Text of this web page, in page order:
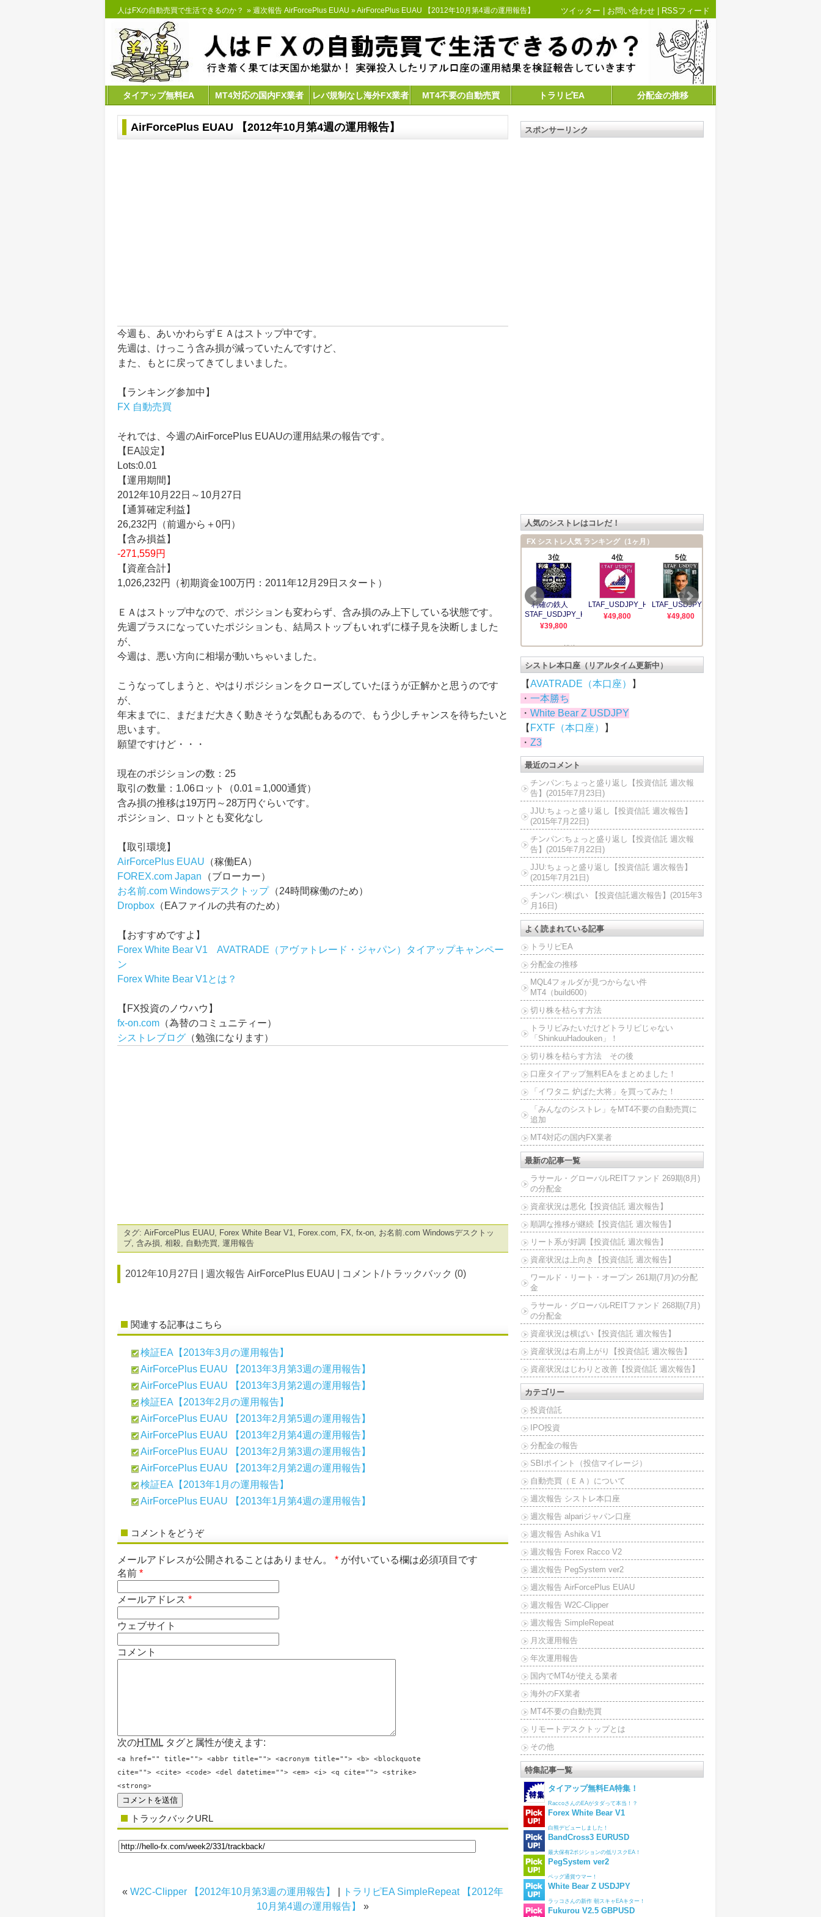
人はFXの自動売買で生活できるのか？ » 週次報告 AirForcePlus EUAU » AirForcePlus EUAU 【2012年10月第4週の運用報告】 ツイッター お問い合わせ RSSフィード
タイアップ無料EA MT4対応の国内FX業者 レバ規制なし海外FX業者 MT4不要の自動売買 トラリピEA 分配金の推移
AirForcePlus EUAU 【2012年10月第4週の運用報告】
今週も、あいかわらずＥＡはストップ中です。
先週は、けっこう含み損が減っていたんですけど、
また、もとに戻ってきてしまいました。
【ランキング参加中】
FX 自動売買
それでは、今週のAirForcePlus EUAUの運用結果の報告です。
【EA設定】
Lots:0.01
【運用期間】
2012年10月22日～10月27日
【通算確定利益】
26,232円（前週から＋0円）
【含み損益】
-271,559円
【資産合計】
1,026,232円（初期資金100万円：2011年12月29日スタート）
ＥＡはストップ中なので、ポジションも変わらず、含み損のみ上下している状態です。
先週プラスになっていたポジションも、結局ストップもいれずに様子見を決断しました
が、
今週は、悪い方向に相場が動いちゃいました。
こうなってしまうと、やはりポジションをクローズしていたほうが正解かと思うのです
が、
年末までに、まだまだ大きく動きそうな気配もあるので、もう少しチャンスを待ちたいと
思います。
願望ですけど・・・
現在のポジションの数：25
取引の数量：1.06ロット（0.01＝1,000通貨）
含み損の推移は19万円～28万円ぐらいです。
ポジション、ロットとも変化なし
【取引環境】
AirForcePlus EUAU （稼働EA）
FOREX.com Japan
（ブローカー）
お名前.com Windowsデスクトップ （24時間稼働のため）
Dropbox （EAファイルの共有のため）
【おすすめですよ】
Forex White Bear V1 AVATRADE（アヴァトレード・ジャパン）タイアップキャンペー
ン
Forex White Bear V1とは？
【FX投資のノウハウ】
fx-on.com （為替のコミュニティー）
シストレブログ （勉強になります）
タグ: AirForcePlus EUAU, Forex White Bear V1, Forex.com, FX, fx-on, お名前.com Windowsデスクトッ
プ, 含み損, 相殺, 自動売買, 運用報告
2012年10月27日 | 週次報告 AirForcePlus EUAU コメント/トラックバック (0)
関連する記事はこちら
検証EA【2013年3月の運用報告】
AirForcePlus EUAU 【2013年3月第3週の運用報告】
AirForcePlus EUAU 【2013年3月第2週の運用報告】
検証EA【2013年2月の運用報告】
AirForcePlus EUAU 【2013年2月第5週の運用報告】
AirForcePlus EUAU 【2013年2月第4週の運用報告】
AirForcePlus EUAU 【2013年2月第3週の運用報告】
AirForcePlus EUAU 【2013年2月第2週の運用報告】
検証EA【2013年1月の運用報告】
AirForcePlus EUAU 【2013年1月第4週の運用報告】
コメントをどうぞ
メールアドレスが公開されることはありません。 * が付いている欄は必須項目です
名前 *
メールアドレス *
ウェブサイト
コメント
次のHTML タグと属性が使えます:
<a href="" title=""> <abbr title=""> <acronym title=""> <b> <blockquote
cite=""> <cite> <code> <del datetime=""> <em> <i> <q cite=""> <strike>
<strong>
トラックバックURL
« W2C-Clipper 【2012年10月第3週の運用報告】
トラリピEA SimpleRepeat 【2012年
10月第4週の運用報告】
»
スポンサーリンク
人気のシストレはコレだ！
シストレ本口座（リアルタイム更新中）
【AVATRADE（本口座）
】
・ 一本勝ち
・ White Bear Z USDJPY
【 FXTF（本口座）
】
・ Z3
最近のコメント
チンパン:ちょっと盛り返し【投資信託 週次報
告】(2015年7月23日)
JJU:ちょっと盛り返し【投資信託 週次報告】
(2015年7月22日)
チンパン:ちょっと盛り返し【投資信託 週次報
告】(2015年7月22日)
JJU:ちょっと盛り返し【投資信託 週次報告】
(2015年7月21日)
チンパン:横ばい 【投資信託週次報告】(2015年3
月16日)
よく読まれている記事
トラリピEA
分配金の推移
MQL4フォルダが見つからない件
MT4（build600）
切り株を枯らす方法
トラリピみたいだけどトラリピじゃない
「ShinkuuHadouken」！
切り株を枯らす方法 その後
口座タイアップ無料EAをまとめました！
「イワタニ 炉ばた大将」を買ってみた！
「みんなのシストレ」をMT4不要の自動売買に
追加
MT4対応の国内FX業者
最新の記事一覧
ラサール・グローバルREITファンド 269期(8月)
の分配金
資産状況は悪化【投資信託 週次報告】
順調な推移が継続【投資信託 週次報告】
リート系が好調【投資信託 週次報告】
資産状況は上向き【投資信託 週次報告】
ワールド・リート・オープン 261期(7月)の分配
金
ラサール・グローバルREITファンド 268期(7月)
の分配金
資産状況は横ばい【投資信託 週次報告】
資産状況は右肩上がり【投資信託 週次報告】
資産状況はじわりと改善【投資信託 週次報告】
カテゴリー
投資信託
IPO投資
分配金の報告
SBIポイント（投信マイレージ）
自動売買（ＥＡ）について
週次報告 シストレ本口座
週次報告 alpariジャパン口座
週次報告 Ashika V1
週次報告 Forex Racco V2
週次報告 PegSystem ver2
週次報告 AirForcePlus EUAU
週次報告 W2C-Clipper
週次報告 SimpleRepeat
月次運用報告
年次運用報告
国内でMT4が使える業者
海外のFX業者
MT4不要の自動売買
リモートデスクトップとは
その他
特集記事一覧
タイアップ無料EA特集！
RaccoさんのEAがタダって本当！？
Forex White Bear V1
白熊デビューしました！
BandCross3 EURUSD
最大保有2ポジションの低リスクEA！
PegSystem ver2
ペッグ通貨ウマー！
White Bear Z USDJPY
ラッコさんの新作 朝スキャEAキター！
Fukurou V2.5 GBPUSD